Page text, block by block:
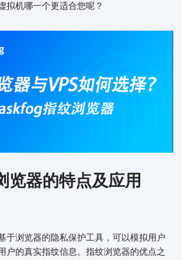
拟机哪一个更适合您呢？
览器的特点及应用
于浏览器的隐私保护工具，可以模拟用户
户的真实指纹信息。指纹浏览器的优点之